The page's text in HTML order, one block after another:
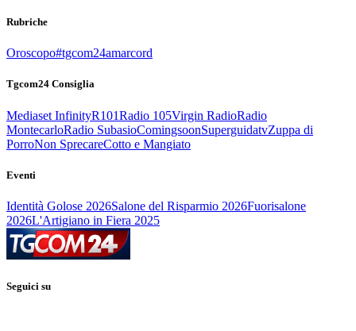
Rubriche
Oroscopo#tgcom24amarcord
Tgcom24 Consiglia
Mediaset InfinityR101Radio 105Virgin RadioRadio
MontecarloRadio SubasioComingsoonSuperguidatvZuppa di
PorroNon SprecareCotto e Mangiato
Eventi
Identità Golose 2026Salone del Risparmio 2026Fuorisalone
2026L'Artigiano in Fiera 2025
Seguici su